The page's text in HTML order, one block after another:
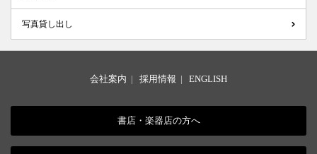
写真貸し出し
会社案内 | 採用情報 | ENGLISH
書店・楽器店の方へ